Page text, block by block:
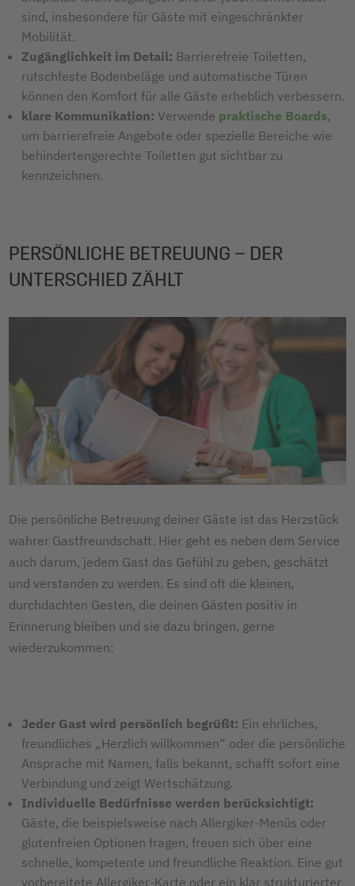
sind, insbesondere für Gäste mit eingeschränkter
Mobilität.
Zugänglichkeit im Detail: Barrierefreie Toiletten,
rutschfeste Bodenbeläge und automatische Türen
können den Komfort für alle Gäste erheblich verbessern.
klare Kommunikation: Verwende praktische Boards,
um barrierefreie Angebote oder spezielle Bereiche wie
behindertengerechte Toiletten gut sichtbar zu
kennzeichnen.
PERSÖNLICHE BETREUUNG – DER
UNTERSCHIED ZÄHLT
Die persönliche Betreuung deiner Gäste ist das Herzstück
wahrer Gastfreundschaft. Hier geht es neben dem Service
auch darum, jedem Gast das Gefühl zu geben, geschätzt
und verstanden zu werden. Es sind oft die kleinen,
durchdachten Gesten, die deinen Gästen positiv in
Erinnerung bleiben und sie dazu bringen, gerne
wiederzukommen:
Jeder Gast wird persönlich begrüßt: Ein ehrliches,
freundliches „Herzlich willkommen“ oder die persönliche
Ansprache mit Namen, falls bekannt, schafft sofort eine
Verbindung und zeigt Wertschätzung.
Individuelle Bedürfnisse werden berücksichtigt:
Gäste, die beispielsweise nach Allergiker-Menüs oder
glutenfreien Optionen fragen, freuen sich über eine
schnelle, kompetente und freundliche Reaktion. Eine gut
vorbereitete Allergiker-Karte oder ein klar strukturierter